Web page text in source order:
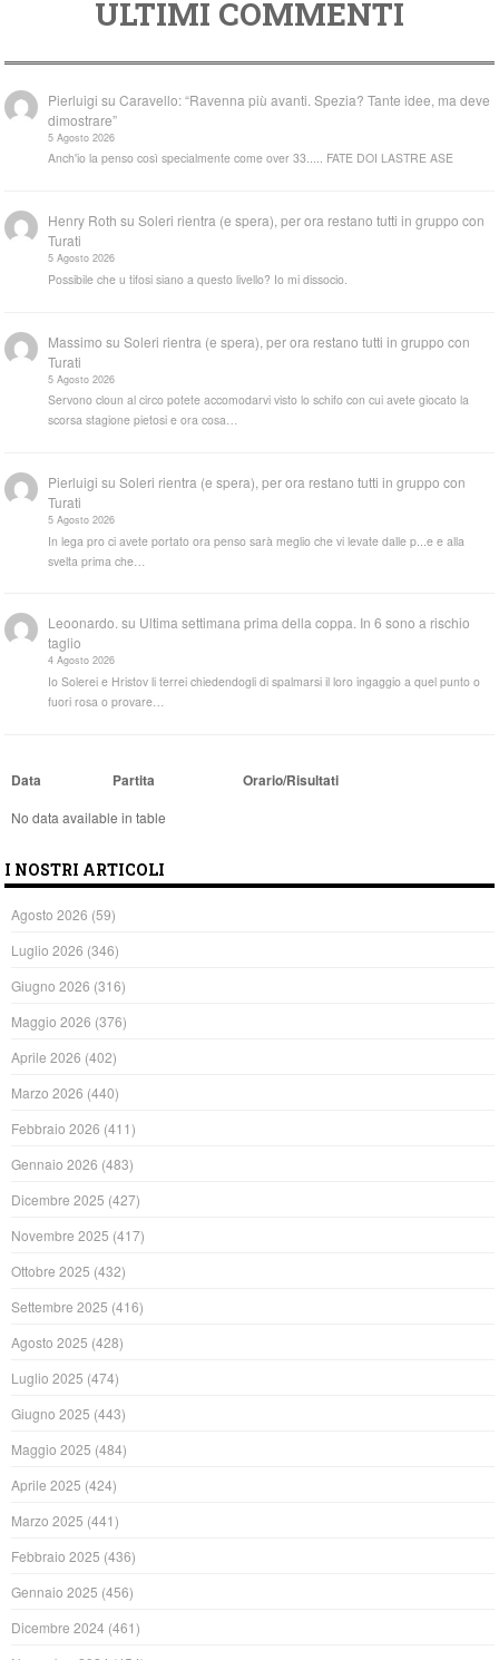
ULTIMI COMMENTI
Pierluigi suCaravello: “Ravenna più avanti. Spezia? Tante idee, ma deve
dimostrare”
5 Agosto 2026
Anch'io la penso così specialmente come over 33..... FATE DOI LASTRE ASE
Henry Roth suSoleri rientra (e spera), per ora restano tutti in gruppo con
Turati
5 Agosto 2026
Possibile che u tifosi siano a questo livello? Io mi dissocio.
Massimo suSoleri rientra (e spera), per ora restano tutti in gruppo con
Turati
5 Agosto 2026
Servono cloun al circo potete accomodarvi visto lo schifo con cui avete giocato la
scorsa stagione pietosi e ora cosa…
Pierluigi suSoleri rientra (e spera), per ora restano tutti in gruppo con
Turati
5 Agosto 2026
In lega pro ci avete portato ora penso sarà meglio che vi levate dalle p...e e alla
svelta prima che…
Leoonardo.su Ultima settimana prima della coppa. In 6 sono a rischio
taglio
4 Agosto 2026
Io Solerei e Hristov li terrei chiedendogli di spalmarsi il loro ingaggio a quel punto o
fuori rosa o provare…
Data Partita Orario/Risultati
No data available in table
I NOSTRI ARTICOLI
Agosto 2026 (59)
Luglio 2026 (346)
Giugno 2026 (316)
Maggio 2026 (376)
Aprile 2026 (402)
Marzo 2026 (440)
Febbraio 2026 (411)
Gennaio 2026 (483)
Dicembre 2025 (427)
Novembre 2025 (417)
Ottobre 2025 (432)
Settembre 2025 (416)
Agosto 2025 (428)
Luglio 2025 (474)
Giugno 2025 (443)
Maggio 2025 (484)
Aprile 2025 (424)
Marzo 2025 (441)
Febbraio 2025 (436)
Gennaio 2025 (456)
Dicembre 2024 (461)